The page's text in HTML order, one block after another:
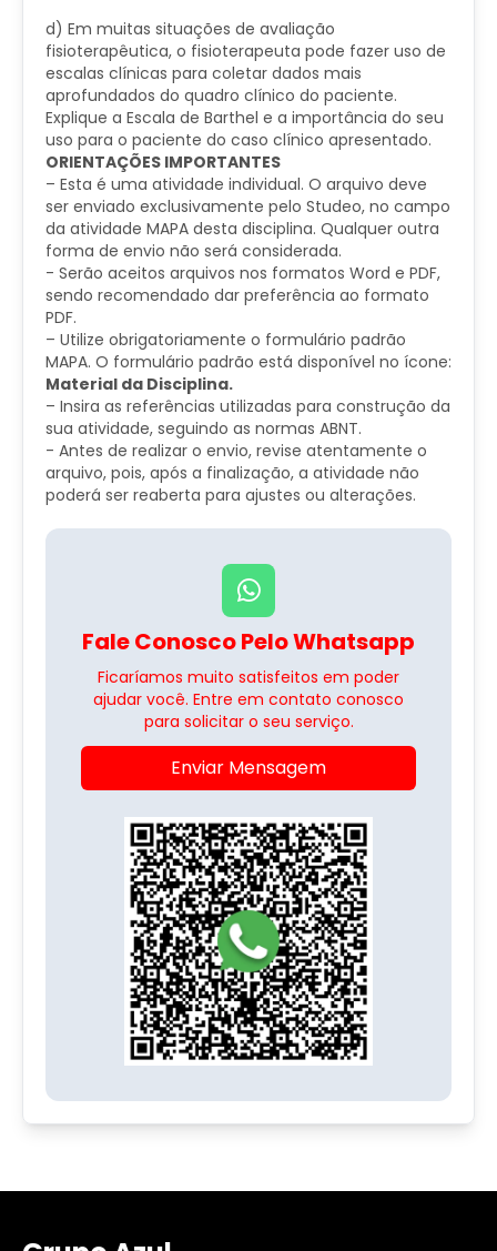
d) Em muitas situações de avaliação
fisioterapêutica, o fisioterapeuta pode fazer uso de
escalas clínicas para coletar dados mais
aprofundados do quadro clínico do paciente.
Explique a Escala de Barthel e a importância do seu
uso para o paciente do caso clínico apresentado.
ORIENTAÇÕES IMPORTANTES
– Esta é uma atividade individual. O arquivo deve
ser enviado exclusivamente pelo Studeo, no campo
da atividade MAPA desta disciplina. Qualquer outra
forma de envio não será considerada.
​- Serão aceitos arquivos nos formatos Word e PDF,
sendo recomendado dar preferência ao formato
PDF.
– Utilize obrigatoriamente o formulário padrão
MAPA. O formulário padrão está disponível no ícone:
Material da Disciplina.
– Insira as referências utilizadas para construção da
sua atividade, seguindo as normas ABNT.
​- Antes de realizar o envio, revise atentamente o
arquivo, pois, após a finalização, a atividade não
poderá ser reaberta para ajustes ou alterações.
Fale Conosco Pelo Whatsapp
Ficaríamos muito satisfeitos em poder
ajudar você. Entre em contato conosco
para solicitar o seu serviço.
Enviar Mensagem